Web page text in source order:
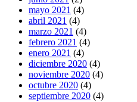
mayo 2021 (4)
abril 2021 (4)
marzo 2021 (4)
febrero 2021 (4)
enero 2021 (4)
diciembre 2020 (4)
noviembre 2020 (4)
octubre 2020 (4)
septiembre 2020 (4)